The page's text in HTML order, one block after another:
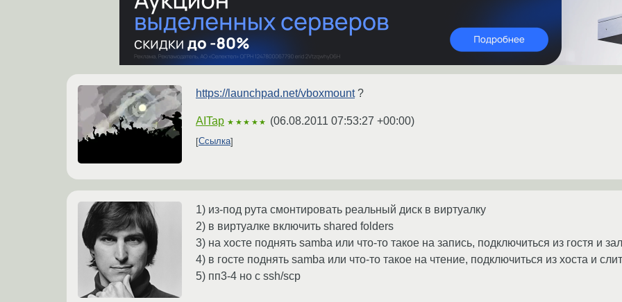
https://launchpad.net/vboxmount?
AITap ★★★★★ (06.08.2011 07:53:27 +00:00)
Ссылка
1) из-под рута смонтировать реальный диск в виртуалку
2) в виртуалке включить shared folders
3) на хосте поднять samba или что-то такое на запись, подключиться из гостя и
4) в госте поднять samba или что-то такое на чтение, подключиться из хоста и
5) пп3-4 но с ssh/scp